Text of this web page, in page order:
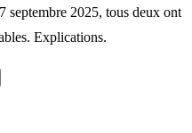
septembre 2025, tous deux ont
Explications.